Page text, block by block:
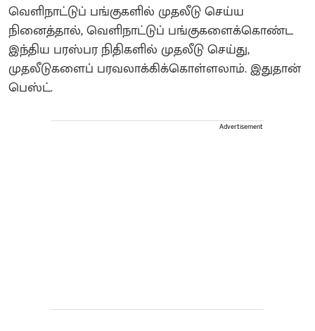
வெளிநாட்டுப் பங்குகளில் முதலீடு செய்ய
நினைத்தால், வெளிநாட்டுப் பங்குகளைக்கொண்ட
இந்திய பரஸ்பர நிதிகளில் முதலீடு செய்து,
முதலீடுகளைப் பரவலாக்கிக்கொள்ளலாம். இதுதான்
பெஸ்ட்.
Advertisement